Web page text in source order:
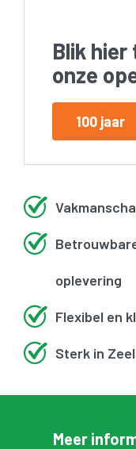
Blik hier
onze
100 jaar
oplevering
Flexibel en
Sterk in
Meer